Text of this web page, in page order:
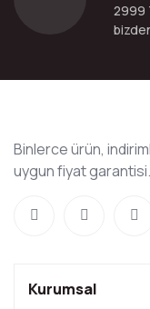
2999
Binlerce ürün,
uygun fiyat garantisi.
Kurumsal